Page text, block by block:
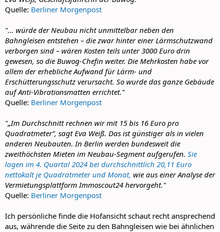
Quelle: Berliner Morgenpost
"... würde der Neubau nicht unmittelbar neben den
Bahngleisen entstehen – die zwar hinter einer Lärmschutzwand
verborgen sind – wären Kosten teils unter 3000 Euro drin
gewesen, so die Buwog-Chefin weiter. Die Mehrkosten habe vor
allem der erhebliche Aufwand für Lärm- und
Erschütterungsschutz verursacht. So wurde das ganze Gebäude
auf Anti-Vibrationsmatten errichtet."
Quelle: Berliner Morgenpost
"„Im Durchschnitt rechnen wir mit 15 bis 16 Euro pro
Quadratmeter“, sagt Eva Weiß. Das ist günstiger als in vielen
anderen Neubauten. In Berlin werden bundesweit die
zweithöchsten Mieten im Neubau-Segment aufgerufen. Sie
lagen im 4. Quartal 2024 bei durchschnittlich 20,11 Euro
nettokalt je Quadratmeter und Monat, wie aus einer Analyse der
Vermietungsplattform Immoscout24 hervorgeht."
Quelle: Berliner Morgenpost
Ich persönliche finde die Hofansicht schaut recht ansprechend
aus, währende die Seite zu den Bahngleisen wie bei ähnlichen